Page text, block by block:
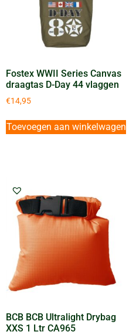
Fostex WWII Series Canvas
draagtas D-Day 44 vlaggen
€14,95
Toevoegen aan winkelwagen
BCB BCB Ultralight Drybag
XXS 1 Ltr CA965